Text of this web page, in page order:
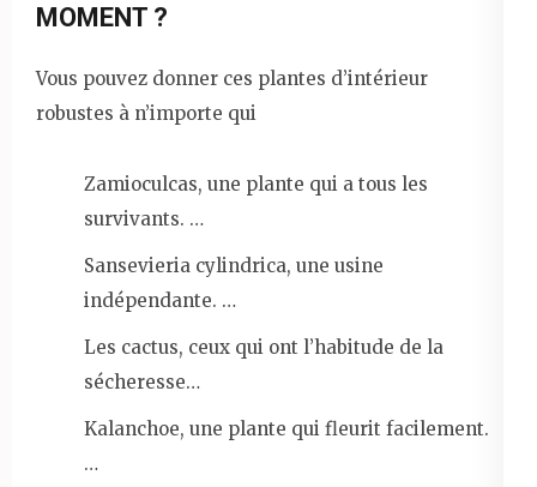
MOMENT ?
Vous pouvez donner ces plantes d’intérieur
robustes à n’importe qui
Zamioculcas, une plante qui a tous les
survivants. …
Sansevieria cylindrica, une usine
indépendante. …
Les cactus, ceux qui ont l’habitude de la
sécheresse…
Kalanchoe, une plante qui fleurit facilement.
…